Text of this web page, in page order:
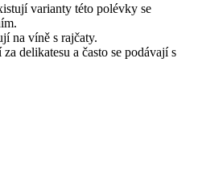
varianty této polévky se
na víně s rajčaty.
delikatesu a často se podávají s